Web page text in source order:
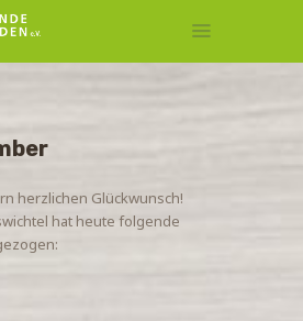
herzlichen Glückwunsch!
hat heute folgende